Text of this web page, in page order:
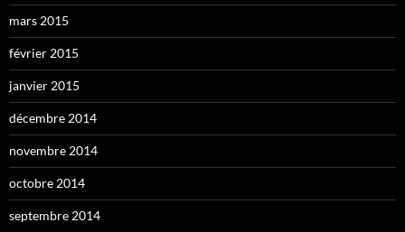
mars 2015
février 2015
janvier 2015
décembre 2014
novembre 2014
octobre 2014
septembre 2014